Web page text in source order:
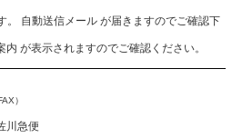
動送信メール が届きますのでご確認下
が表示されますのでご確認ください。
）
川急便